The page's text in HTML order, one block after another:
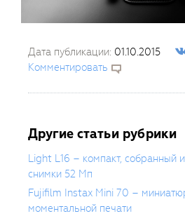
Дата публикации: 01.10.2015
Комментировать
Другие статьи рубрики
Light L16 – компакт, собранный
снимки 52 Мп
Fujifilm Instax Mini 70 –
моментальной печати